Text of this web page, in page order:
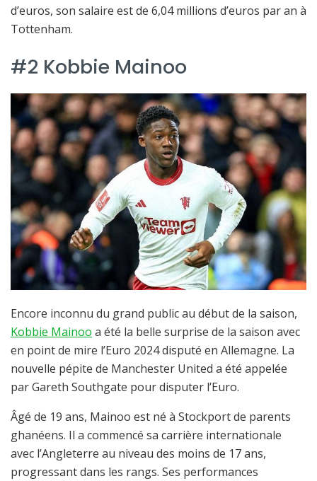
d’euros, son salaire est de 6,04 millions d’euros par an à
Tottenham.
#2 Kobbie Mainoo
Encore inconnu du grand public au début de la saison,
Kobbie Mainoo a été la belle surprise de la saison avec
en point de mire l’Euro 2024 disputé en Allemagne. La
nouvelle pépite de Manchester United a été appelée
par Gareth Southgate pour disputer l’Euro.
Âgé de 19 ans, Mainoo est né à Stockport de parents
ghanéens. Il a commencé sa carrière internationale
avec l’Angleterre au niveau des moins de 17 ans,
progressant dans les rangs. Ses performances